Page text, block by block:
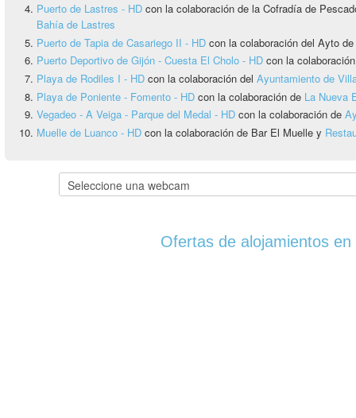
Puerto de Lastres - HD con la colaboración de la Cofradía de
Bahía de Lastres
Puerto de Tapia de Casariego II - HD con la colaboración del Ayto
Puerto Deportivo de Gijón - Cuesta El Cholo - HD con la
Playa de Rodiles I - HD con la colaboración del Ayuntamiento de
Playa de Poniente - Fomento - HD con la colaboración de La Nueva
Vegadeo - A Veiga - Parque del Medal - HD con la colaboración de
Muelle de Luanco - HD con la colaboración de Bar El Muelle y
Ofertas de alojamientos en